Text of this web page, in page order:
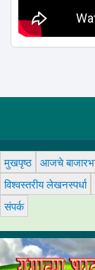
मुखपृष्ठ आजचे
विश्वस्तरीय लेखनस्पर्धा
संपर्क